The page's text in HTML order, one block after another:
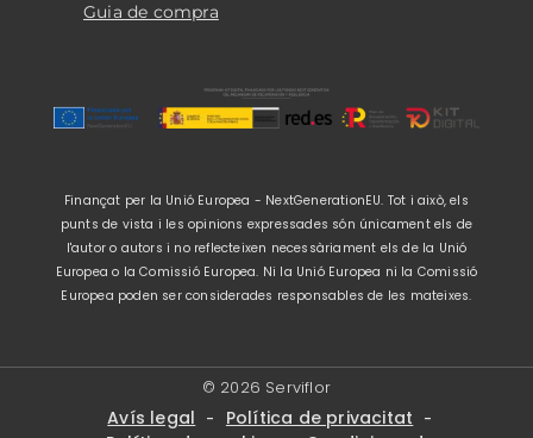
Guia de compra
Finançat per la Unió Europea - NextGenerationEU. Tot i això, els
punts de vista i les opinions expressades són únicament els de
l'autor o autors i no reflecteixen necessàriament els de la Unió
Europea o la Comissió Europea. Ni la Unió Europea ni la Comissió
Europea poden ser considerades responsables de les mateixes.
© 2026 Serviflor
Avís legal - Política de privacitat -